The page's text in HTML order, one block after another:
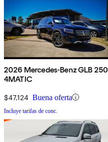
2026 Mercedes-Benz GLB 250
4MATIC
$47,124 Buena oferta
Incluye tarifas de conc.